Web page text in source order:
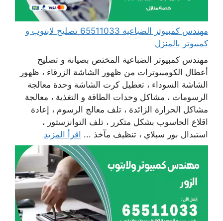
مهندس كمبيوتر الضباعية 65511033 تصليح لابتوب و
كمبيوتر بالمنزل
مهندس كمبيوتر الضباعية المختص بصيانة و تصليح
أعطال الكومبيوترات من ظهور الشاشة الزرقاء ، ظهور
الشاشة السوداء ، تعطيل كرت الشاشة وحدة معالجة
الرسومات ، مشاكل وحدات الطاقة و التغذية ، معالجة
مشاكل الحرارة الزائدة ، تلف معالج الرسوم ، إعادة
اقلاع الحاسوب بشكل متكرر ، تلف التوانزستور ،
استبدال بور سبلاي ، تنظيف مآخذ ... اقرأ المزيد